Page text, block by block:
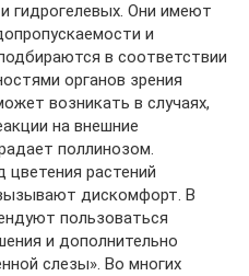
гидрогелевых. Они имеют
и
в соответствии
органов зрения
возникать в случаях,
на внешние
поллинозом.
цветения растений
дискомфорт. В
пользоваться
и дополнительно
слезы». Во многих